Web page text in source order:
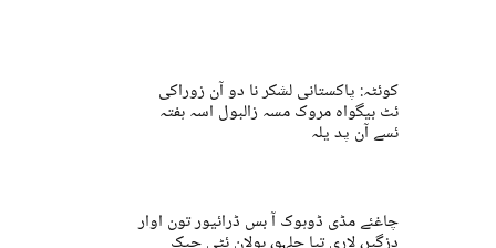
کوئٹہ: پاکستانی لشکر نا دو آن زوراکی
ئٹ بیگواہ مروک مسہ زالبول اسہ ہفتہ
ئسے آن پد یلہ
چاغئے مڈی ڈوہوک آ بس ڈرائیور تون اوار